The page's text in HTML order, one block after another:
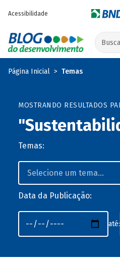
Acessibilidade
Página Inicial Temas
MOSTRANDO RESULTADOS
Temas:
Data da Publicação:
até: